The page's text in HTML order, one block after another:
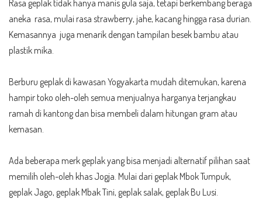
Rasa geplak tidak hanya manis gula saja, tetapi berkembang beraga
aneka rasa, mulai rasa strawberry, jahe, kacang hingga rasa durian.
Kemasannya juga menarik dengan tampilan besek bambu atau
plastik mika.
Berburu geplak di kawasan Yogyakarta mudah ditemukan, karena
hampir toko oleh-oleh semua menjualnya harganya terjangkau
ramah di kantong dan bisa membeli dalam hitungan gram atau
kemasan.
Ada beberapa merk geplak yang bisa menjadi alternatif pilihan saat
memilih oleh-oleh khas Jogja. Mulai dari geplak Mbok Tumpuk,
geplak Jago, geplak Mbak Tini, geplak salak, geplak Bu Lusi.